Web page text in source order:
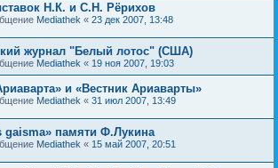
Н.К. и С.Н. Рёрихов
Mediathek « 23 дек 2007, 13:48
журнал "Белый лотос" (США)
Mediathek « 19 ноя 2007, 19:03
и «Вестник Ариаварты»
Mediathek « 31 июл 2007, 13:49
gaisma» памяти Ф.Лукина
Mediathek « 15 май 2007, 20:51